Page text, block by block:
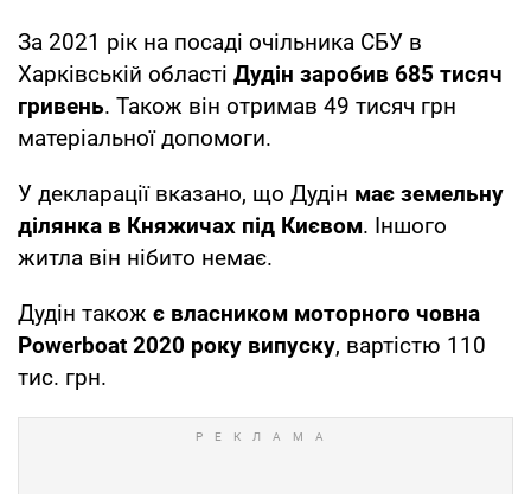
За 2021 рік на посаді очільника СБУ в
Харківській області Дудін заробив 685 тисяч
гривень. Також він отримав 49 тисяч грн
матеріальної допомоги.
У декларації вказано, що Дудін має земельну
ділянка в Княжичах під Києвом. Іншого
житла він нібито немає.
Дудін також є власником моторного човна
Powerboat 2020 року випуску, вартістю 110
тис. грн.